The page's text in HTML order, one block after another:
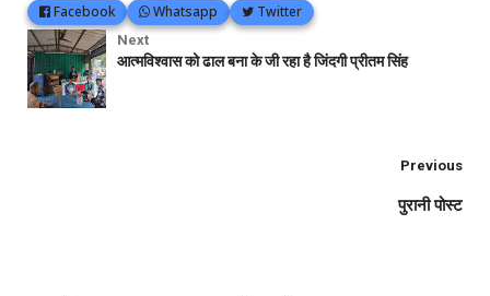
Facebook Whatsapp Twitter
Next
आत्मविश्वास को ढाल बना के जी रहा है जिंदगी प्रीतम सिंह
Previous
पुरानी पोस्ट